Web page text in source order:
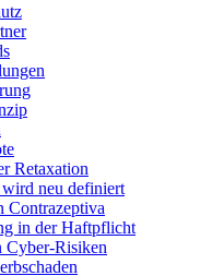
Retaxation
neu definiert
Contrazeptiva
in der Haftpflicht
Cyber-Risiken